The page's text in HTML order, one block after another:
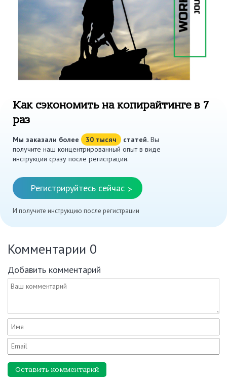
Как сэкономить на копирайтинге в 7
раз
Мы заказали более 30 тысяч статей. Вы
получите наш концентрированный опыт в виде
инструкции сразу после регистрации.
Регистрируйтесь сейчас >
И получите инструкцию после регистрации
Комментарии 0
Добавить комментарий
Оставить комментарий